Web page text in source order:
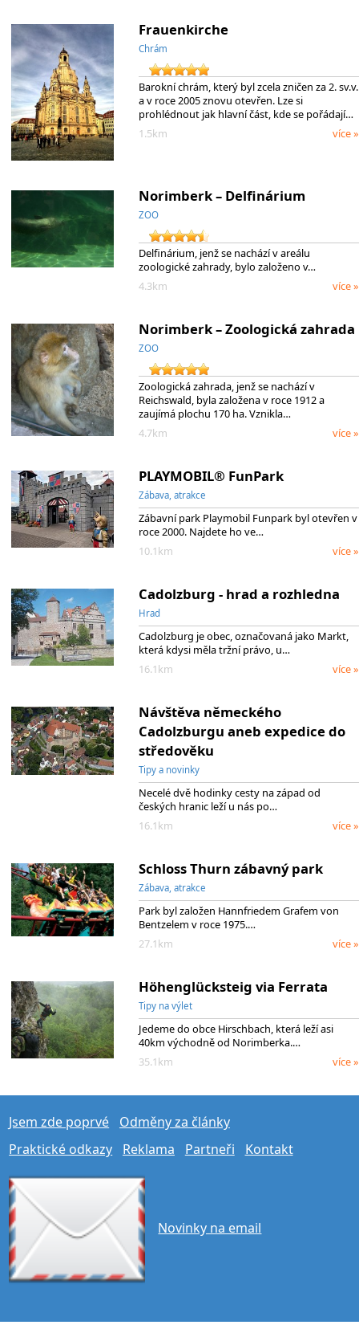
Frauenkirche
Chrám
Barokní chrám, který byl zcela zničen za 2. sv.v.
a v roce 2005 znovu otevřen. Lze si
prohlédnout jak hlavní část, kde se pořádají…
1.5km
více »
Norimberk – Delfinárium
ZOO
Delfinárium, jenž se nachází v areálu
zoologické zahrady, bylo založeno v…
4.3km
více »
Norimberk – Zoologická zahrada
ZOO
Zoologická zahrada, jenž se nachází v
Reichswald, byla založena v roce 1912 a
zaujímá plochu 170 ha. Vznikla…
4.7km
více »
PLAYMOBIL® FunPark
Zábava, atrakce
Zábavní park Playmobil Funpark byl otevřen v
roce 2000. Najdete ho ve…
10.1km
více »
Cadolzburg - hrad a rozhledna
Hrad
Cadolzburg je obec, označovaná jako Markt,
která kdysi měla tržní právo, u…
16.1km
více »
Návštěva německého
Cadolzburgu aneb expedice do
středověku
Tipy a novinky
Necelé dvě hodinky cesty na západ od
českých hranic leží u nás po…
16.1km
více »
Schloss Thurn zábavný park
Zábava, atrakce
Park byl založen Hannfriedem Grafem von
Bentzelem v roce 1975.…
27.1km
více »
Höhenglücksteig via Ferrata
Tipy na výlet
Jedeme do obce Hirschbach, která leží asi
40km východně od Norimberka.…
35.1km
více »
Jsem zde poprvé
Odměny za články
Praktické odkazy
Reklama Partneři Kontakt
Novinky na email